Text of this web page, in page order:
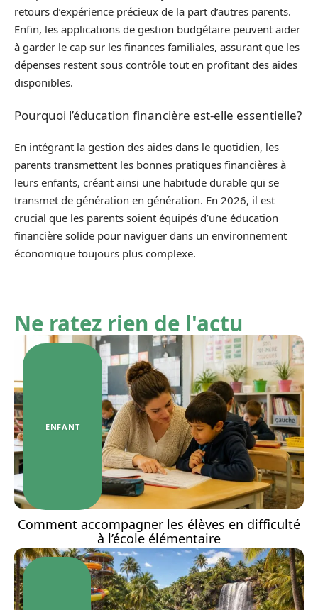
retours d’expérience précieux de la part d’autres parents.
Enfin, les applications de gestion budgétaire peuvent aider
à garder le cap sur les finances familiales, assurant que les
dépenses restent sous contrôle tout en profitant des aides
disponibles.
Pourquoi l’éducation financière est-elle essentielle?
En intégrant la gestion des aides dans le quotidien, les
parents transmettent les bonnes pratiques financières à
leurs enfants, créant ainsi une habitude durable qui se
transmet de génération en génération. En 2026, il est
crucial que les parents soient équipés d’une éducation
financière solide pour naviguer dans un environnement
économique toujours plus complexe.
Ne ratez rien de l'actu
ENFANT
Comment accompagner les élèves en difficulté
à l’école élémentaire